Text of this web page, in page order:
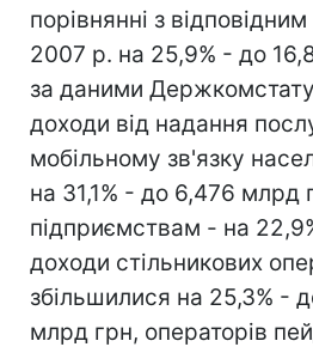
порівнянні з
2007 р. на 25,9% - до
за даними
доходи від надання
мобільному зв'язку
на 31,1% - до 6,476 млрд
підприємствам - на
доходи стільникових
збільшилися на 25,3% -
млрд грн, операторів